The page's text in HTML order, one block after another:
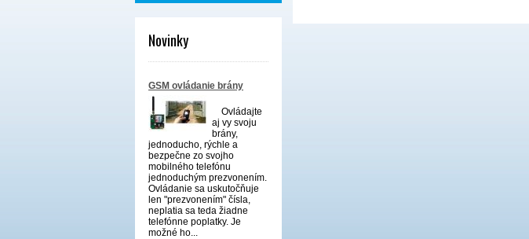
Novinky
GSM ovládanie brány
Ovládajte
aj vy svoju
brány,
jednoducho, rýchle a
bezpečne zo svojho
mobilného telefónu
jednoduchým prezvonením.
Ovládanie sa uskutočňuje
len "prezvonením" čísla,
neplatia sa teda žiadne
telefónne poplatky. Je
možné ho...